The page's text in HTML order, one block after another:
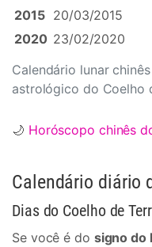
Calendário lunar
astrológico do Coelho
2015 20/03/2015
2020 23/02/2020
🌙 Horóscopo chinês
Calendário diário
Dias do Coelho de
Se você é do signo do